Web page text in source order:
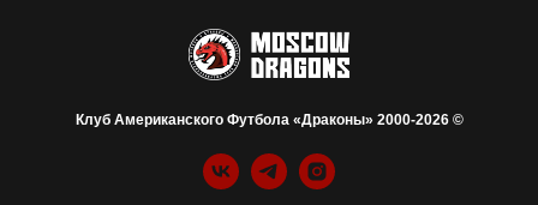
Клуб Американского Футбола «Драконы» 2000-2026 ©